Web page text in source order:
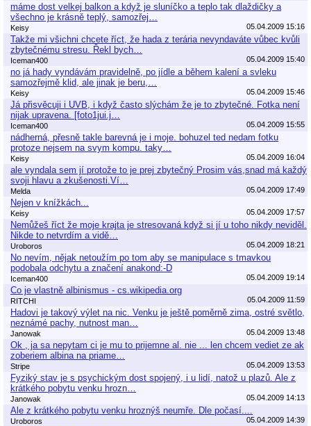
máme dost velkej balkon a když je sluníčko a teplo tak dlaždičky a
všechno je krásně teplý, samozřej…
Keisy 05.04.2009 15:16
Takže mi všichni chcete říct, že hada z terária nevyndaváte vůbec kvůli
zbytečnému stresu. Řekl bych…
Iceman400 05.04.2009 15:40
no já hady vyndávám pravidelně, po jídle a během kalení a svleku
samozřejmě klid, ale jinak je beru,…
Keisy 05.04.2009 15:46
Já přisvěcuji i UVB, i když často slýchám že je to zbytečné. Fotka není
nijak upravena. [foto1jui.j…
Iceman400 05.04.2009 15:55
nádherná, přesně takle barevná je i moje. bohuzel ted nedam fotku
protoze nejsem na svym kompu. taky…
Keisy 05.04.2009 16:04
ale vyndala sem jí protože to je prej zbytečný Prosim vás,snad má každý
svoji hlavu a zkušenosti.Ví…
Melda 05.04.2009 17:49
Nejen v knížkách...
Keisy 05.04.2009 17:57
Nemůžeš říct že moje krajta je stresovaná když si jí u toho nikdy neviděl.
Nikde to netvrdím a vidě…
Uroboros 05.04.2009 18:21
No nevím, nějak netoužím po tom aby se manipulace s tmavkou
podobala odchytu a značení anakond:-D
Iceman400 05.04.2009 19:14
Co je vlastně albinismus - cs.wikipedia.org
RITCHI 05.04.2009 11:59
Hadovi je takový výlet na nic. Venku je ještě poměrně zima, ostré světlo,
neznámé pachy, nutnost man…
Janowak 05.04.2009 13:48
Ok , ja sa nepytam ci je mu to prijemne al. nie ... len chcem vediet ze ak
zoberiem albina na priame…
Stripe 05.04.2009 13:53
Fyziký stav je s psychickým dost spojený, i u lidí, natož u plazů. Ale z
krátkého pobytu venku hrozn…
Janowak 05.04.2009 14:13
Ale z krátkého pobytu venku hroznýš neumře. Dle počasí....
Uroboros 05.04.2009 14:39